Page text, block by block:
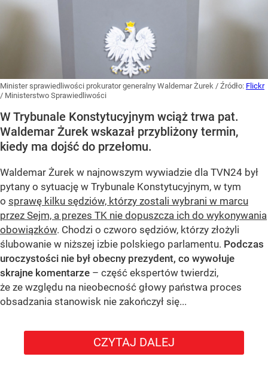
Minister sprawiedliwości prokurator generalny Waldemar Żurek / Źródło: Flickr
/ Ministerstwo Sprawiedliwości
W Trybunale Konstytucyjnym wciąż trwa pat.
Waldemar Żurek wskazał przybliżony termin,
kiedy ma dojść do przełomu.
Waldemar Żurek w najnowszym wywiadzie dla TVN24 był
pytany o sytuację w Trybunale Konstytucyjnym, w tym
o sprawę kilku sędziów, którzy zostali wybrani w marcu
przez Sejm, a prezes TK nie dopuszcza ich do wykonywania
obowiązków. Chodzi o czworo sędziów, którzy złożyli
ślubowanie w niższej izbie polskiego parlamentu. Podczas
uroczystości nie był obecny prezydent, co wywołuje
skrajne komentarze – część ekspertów twierdzi,
że ze względu na nieobecność głowy państwa proces
obsadzania stanowisk nie zakończył się...
CZYTAJ DALEJ